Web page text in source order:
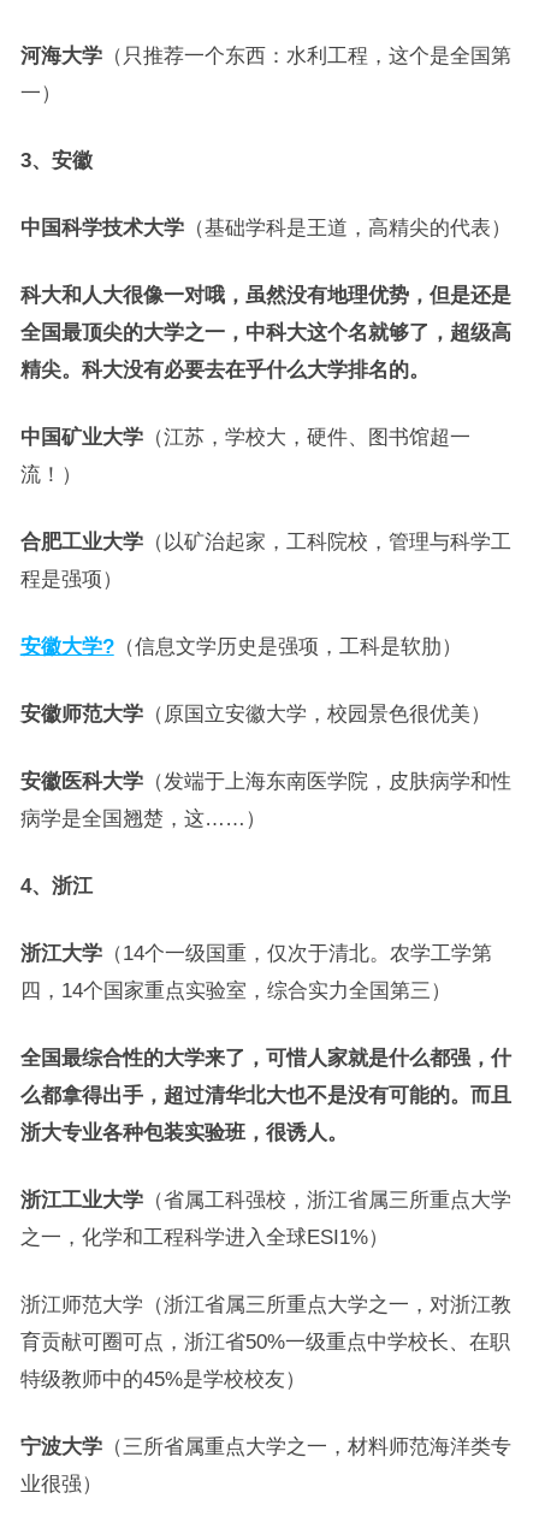
河海大学（只推荐一个东西：水利工程，这个是全国第
一）
3、安徽
中国科学技术大学（基础学科是王道，高精尖的代表）
科大和人大很像一对哦，虽然没有地理优势，但是还是
全国最顶尖的大学之一，中科大这个名就够了，超级高
精尖。科大没有必要去在乎什么大学排名的。
中国矿业大学（江苏，学校大，硬件、图书馆超一
流！）
合肥工业大学（以矿治起家，工科院校，管理与科学工
程是强项）
安徽大学?（信息文学历史是强项，工科是软肋）
安徽师范大学（原国立安徽大学，校园景色很优美）
安徽医科大学（发端于上海东南医学院，皮肤病学和性
病学是全国翘楚，这……）
4、浙江
浙江大学（14个一级国重，仅次于清北。农学工学第
四，14个国家重点实验室，综合实力全国第三）
全国最综合性的大学来了，可惜人家就是什么都强，什
么都拿得出手，超过清华北大也不是没有可能的。而且
浙大专业各种包装实验班，很诱人。
浙江工业大学（省属工科强校，浙江省属三所重点大学
之一，化学和工程科学进入全球ESI1%）
浙江师范大学（浙江省属三所重点大学之一，对浙江教
育贡献可圈可点，浙江省50%一级重点中学校长、在职
特级教师中的45%是学校校友）
宁波大学（三所省属重点大学之一，材料师范海洋类专
业很强）